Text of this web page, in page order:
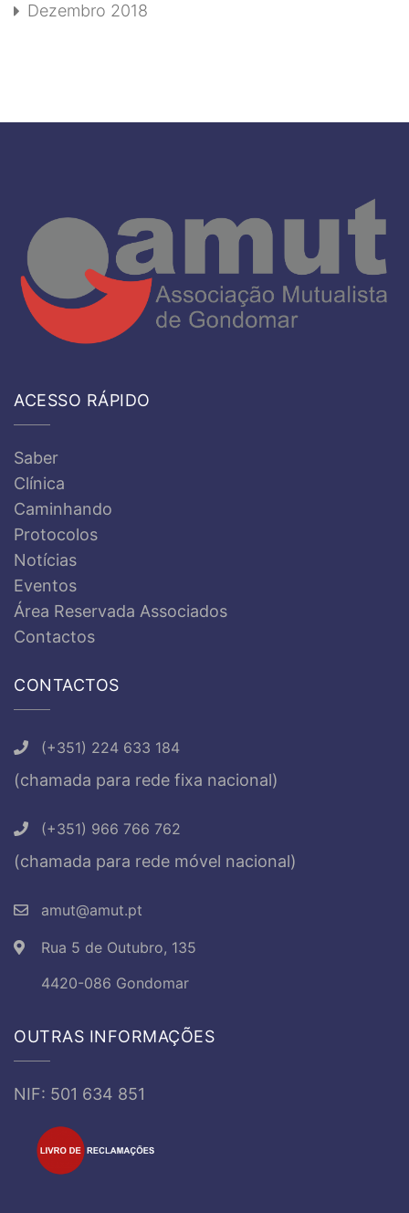
Dezembro 2018
ACESSO RÁPIDO
Saber
Clínica
Caminhando
Protocolos
Notícias
Eventos
Área Reservada Associados
Contactos
CONTACTOS
(+351) 224 633 184
(chamada para rede fixa nacional)
(+351) 966 766 762
(chamada para rede móvel nacional)
amut@amut.pt
Rua 5 de Outubro, 135
4420-086 Gondomar
OUTRAS INFORMAÇÕES
NIF: 501 634 851